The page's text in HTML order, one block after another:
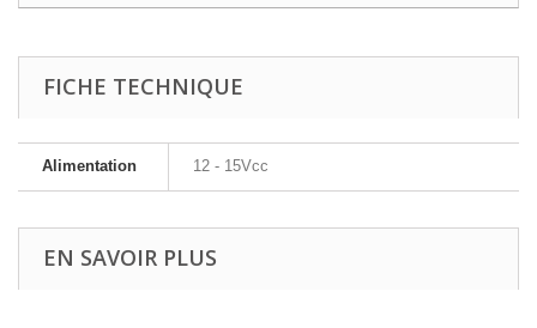
FICHE TECHNIQUE
Alimentation 12 - 15Vcc
EN SAVOIR PLUS